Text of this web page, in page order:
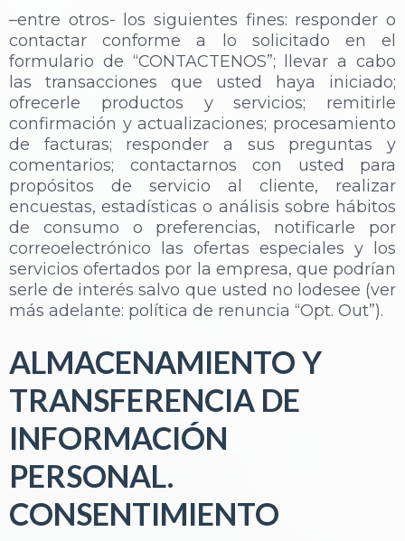
–entre otros- los siguientes fines: responder o
contactar conforme a lo solicitado en el
formulario de “CONTACTENOS”; llevar a cabo
las transacciones que usted haya iniciado;
ofrecerle productos y servicios; remitirle
confirmación y actualizaciones; procesamiento
de facturas; responder a sus preguntas y
comentarios; contactarnos con usted para
propósitos de servicio al cliente, realizar
encuestas, estadísticas o análisis sobre hábitos
de consumo o preferencias, notificarle por
correoelectrónico las ofertas especiales y los
servicios ofertados por la empresa, que podrían
serle de interés salvo que usted no lodesee (ver
más adelante: política de renuncia “Opt. Out”).
ALMACENAMIENTO Y
TRANSFERENCIA DE
INFORMACIÓN
PERSONAL.
CONSENTIMIENTO